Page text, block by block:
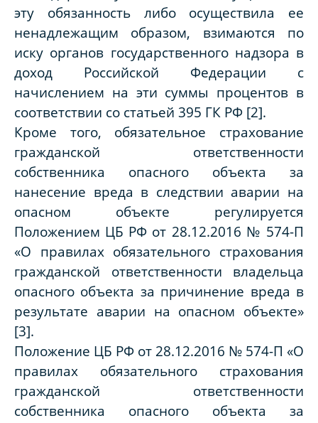
эту обязанность либо осуществила ее
ненадлежащим образом, взимаются по
иску органов государственного надзора в
доход Российской Федерации с
начислением на эти суммы процентов в
соответствии со статьей 395 ГК РФ [2].
Кроме того, обязательное страхование
гражданской ответственности
собственника опасного объекта за
нанесение вреда в следствии аварии на
опасном объекте регулируется
Положением ЦБ РФ от 28.12.2016 № 574-П
«О правилах обязательного страхования
гражданской ответственности владельца
опасного объекта за причинение вреда в
результате аварии на опасном объекте»
[3].
Положение ЦБ РФ от 28.12.2016 № 574-П «О
правилах обязательного страхования
гражданской ответственности
собственника опасного объекта за